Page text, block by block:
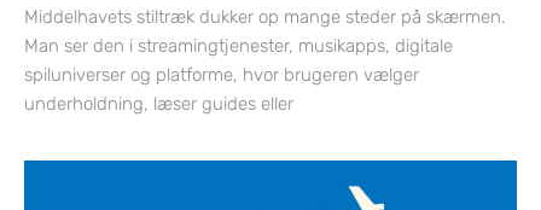
Middelhavets stiltræk dukker op mange steder på skærmen.
Man ser den i streamingtjenester, musikapps, digitale
spiluniverser og platforme, hvor brugeren vælger
underholdning, læser guides eller